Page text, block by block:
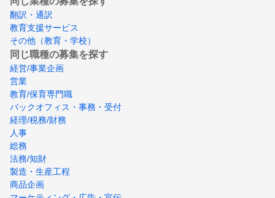
翻訳・通訳
教育支援サービス
その他（教育・学校）
同じ職種の募集を探す
経営/事業企画
営業
教育/保育専門職
バックオフィス・事務・受付
経理/税務/財務
人事
総務
法務/知財
製造・生産工程
商品企画